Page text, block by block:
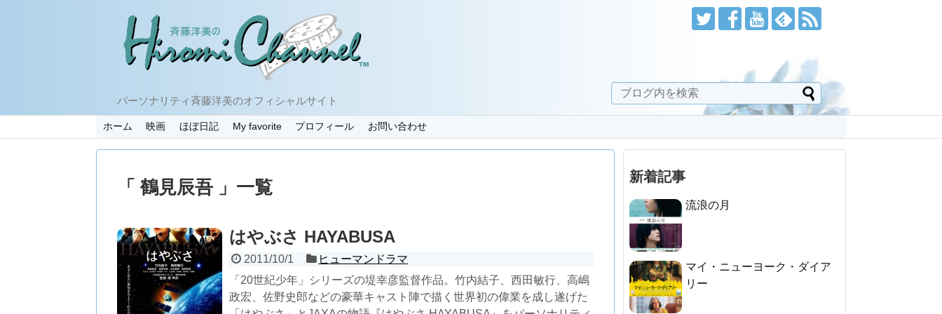
パーソナリティ斉藤洋美のオフィシャルサイト
ホーム 映画 ほぼ日記 My favorite プロフィール お問い合わせ
「 鶴見辰吾 」一覧
はやぶさ HAYABUSA
2011/10/1
ヒューマンドラマ
「20世紀少年」シリーズの堤幸彦監督作品。竹内結子、西田敏行、高嶋
政宏、佐野史郎などの豪華キャスト陣で描く世界初の偉業を成し遂げた
新着記事
流浪の月
マイ・ニューヨーク・ダイア
リー